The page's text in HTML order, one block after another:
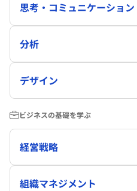
思考・コミュニケーション
分析
デザイン
ビジネスの基礎を学ぶ
経営戦略
組織マネジメント